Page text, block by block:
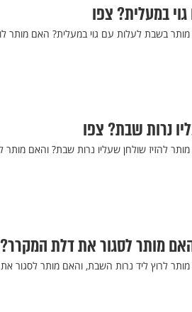
במעלית? צפו
בשבת לעלות עם גוי במעלית? האם מותר
נרות שבת? צפו
להזיז שולחן שעליו נרות שבת? והאם
מותר לסגור את דלת
מותר לרוץ ליד נרות השבת, והאם מותר לסגור